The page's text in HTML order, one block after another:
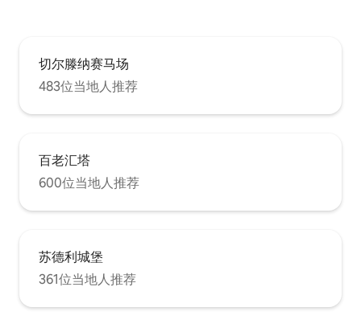
切尔滕纳赛马场
483位当地人推荐
百老汇塔
600位当地人推荐
苏德利城堡
361位当地人推荐